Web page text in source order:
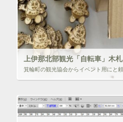
上伊那北部観光「自転車」木札